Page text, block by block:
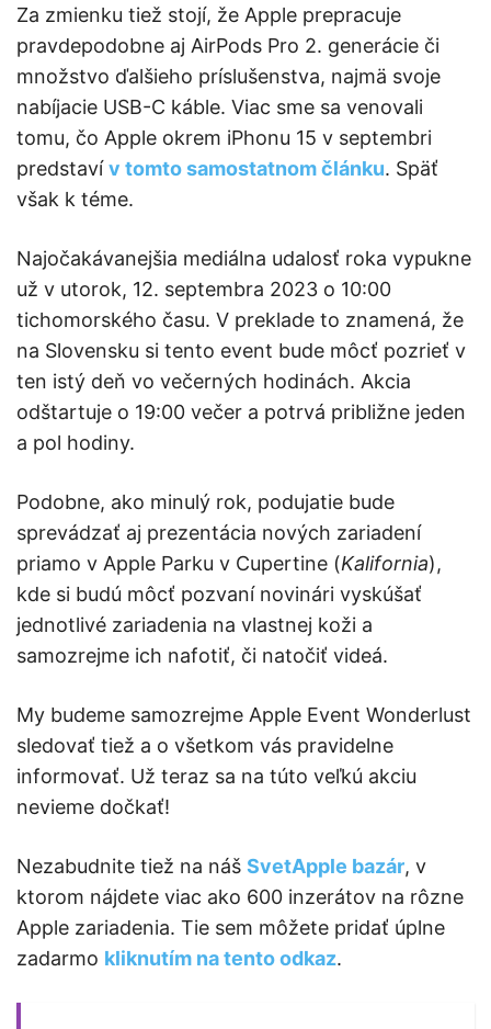
Za zmienku tiež stojí, že Apple prepracuje
pravdepodobne aj AirPods Pro 2. generácie či
množstvo ďalšieho príslušenstva, najmä svoje
nabíjacie USB-C káble. Viac sme sa venovali
tomu, čo Apple okrem iPhonu 15 v septembri
predstavív tomto samostatnom článku. Späť
však k téme.
Najočakávanejšia mediálna udalosť roka vypukne
už v utorok, 12. septembra 2023 o 10:00
tichomorského času. V preklade to znamená, že
na Slovensku si tento event bude môcť pozrieť v
ten istý deň vo večerných hodinách. Akcia
odštartuje o 19:00 večer a potrvá približne jeden
a pol hodiny.
Podobne, ako minulý rok, podujatie bude
sprevádzať aj prezentácia nových zariadení
priamo v Apple Parku v Cupertine (Kalifornia),
kde si budú môcť pozvaní novinári vyskúšať
jednotlivé zariadenia na vlastnej koži a
samozrejme ich nafotiť, či natočiť videá.
My budeme samozrejme Apple Event Wonderlust
sledovať tiež a o všetkom vás pravidelne
informovať. Už teraz sa na túto veľkú akciu
nevieme dočkať!
Nezabudnite tiež na náš SvetApple bazár, v
ktorom nájdete viac ako 600 inzerátov na rôzne
Apple zariadenia. Tie sem môžete pridať úplne
zadarmo kliknutím na tento odkaz.